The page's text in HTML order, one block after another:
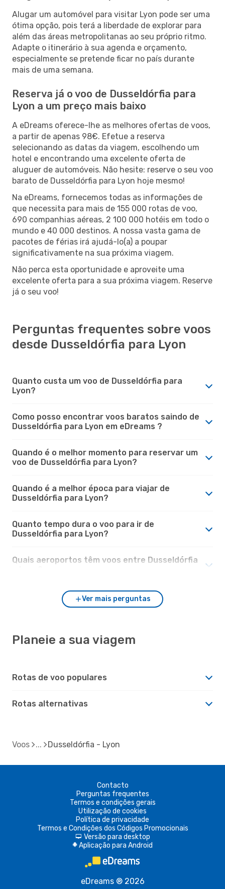
Alugar um automóvel para visitar Lyon pode ser uma
ótima opção, pois terá a liberdade de explorar para
além das áreas metropolitanas ao seu próprio ritmo.
Adapte o itinerário à sua agenda e orçamento,
especialmente se pretende ficar no país durante
mais de uma semana.
Reserva já o voo de Dusseldórfia para
Lyon a um preço mais baixo
A eDreams oferece-lhe as melhores ofertas de voos,
a partir de apenas 98€. Efetue a reserva
selecionando as datas da viagem, escolhendo um
hotel e encontrando uma excelente oferta de
aluguer de automóveis. Não hesite: reserve o seu voo
barato de Dusseldórfia para Lyon hoje mesmo!
Na eDreams, fornecemos todas as informações de
que necessita para mais de 155 000 rotas de voo,
690 companhias aéreas, 2 100 000 hotéis em todo o
mundo e 40 000 destinos. A nossa vasta gama de
pacotes de férias irá ajudá-lo(a) a poupar
significativamente na sua próxima viagem.
Não perca esta oportunidade e aproveite uma
excelente oferta para a sua próxima viagem. Reserve
já o seu voo!
Perguntas frequentes sobre voos
desde Dusseldórfia para Lyon
Quanto custa um voo de Dusseldórfia para
Lyon?
Como posso encontrar voos baratos saindo de
Dusseldórfia para Lyon em eDreams ?
Quando é o melhor momento para reservar um
voo de Dusseldórfia para Lyon?
Quando é a melhor época para viajar de
Dusseldórfia para Lyon?
Quanto tempo dura o voo para ir de
Dusseldórfia para Lyon?
Quais aeroportos têm voos entre Dusseldórfia
Ver mais perguntas
Planeie a sua viagem
Rotas de voo populares
Rotas alternativas
Voos Dusseldórfia - Lyon
Contacto
Perguntas frequentes
Termos e condições gerais
Utilização de cookies
Política de privacidade
Termos e Condições dos Códigos Promocionais
d Versão para desktop
A Aplicação para Android
eDreams ® 2026